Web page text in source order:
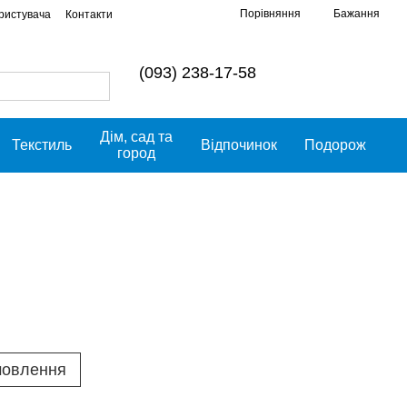
Контакти Порівняння Бажання
(093) 238-17-58
Текстиль
Дім, сад та
город
Відпочинок Подорож